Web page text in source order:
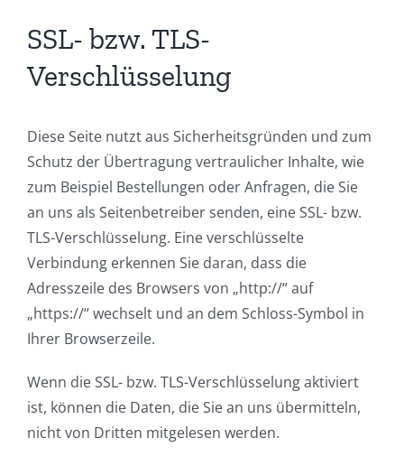
SSL- bzw. TLS-
Verschlüsselung
Diese Seite nutzt aus Sicherheitsgründen und zum
Schutz der Übertragung vertraulicher Inhalte, wie
zum Beispiel Bestellungen oder Anfragen, die Sie
an uns als Seitenbetreiber senden, eine SSL- bzw.
TLS-Verschlüsselung. Eine verschlüsselte
Verbindung erkennen Sie daran, dass die
Adresszeile des Browsers von „http://“ auf
„https://“ wechselt und an dem Schloss-Symbol in
Ihrer Browserzeile.
Wenn die SSL- bzw. TLS-Verschlüsselung aktiviert
ist, können die Daten, die Sie an uns übermitteln,
nicht von Dritten mitgelesen werden.